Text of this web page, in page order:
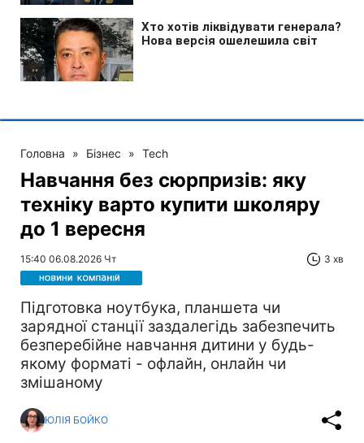
Головна » Бізнес » Tech
Навчання без сюрпризів: яку
техніку варто купити школяру
до 1 вересня
15:40 06.08.2026 Чт 3 хв
Підготовка ноутбука, планшета чи
зарядної станції заздалегідь забезпечить
безперебійне навчання дитини у будь-
якому форматі - офлайн, онлайн чи
змішаному
ЮЛІЯ БОЙКО